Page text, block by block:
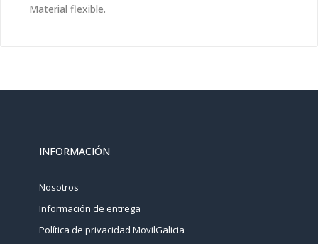
Material flexible.
INFORMACIÓN
Nosotros
Información de entrega
Política de privacidad MovilGalicia